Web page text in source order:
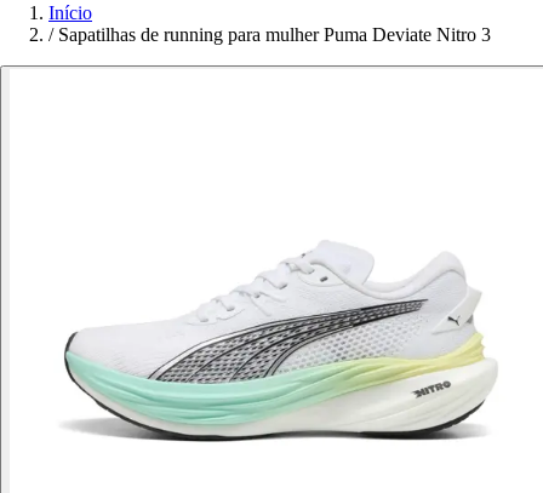
Início
/ Sapatilhas de running para mulher Puma Deviate Nitro 3